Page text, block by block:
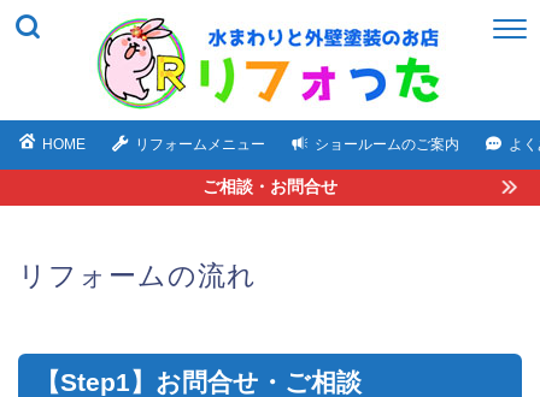
HOME リフォームメニュー ショールームのご案内 よ
ご相談・お問合せ
リフォームの流れ
【Step1】お問合せ・ご相談